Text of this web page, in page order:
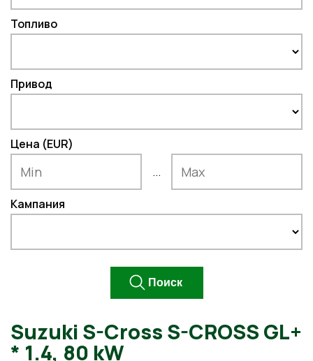
Топливо
Привод
Цена (EUR)
...
Кампания